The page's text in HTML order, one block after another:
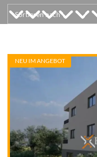
NEU IM ANGEBOT